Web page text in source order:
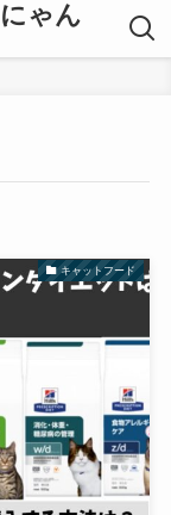
ゃん
キャットフード